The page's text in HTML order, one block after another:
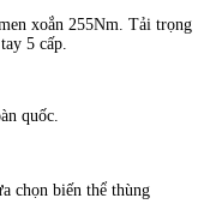
xoắn 255Nm. Tải trọng
5 cấp.
quốc.
chọn biến thể thùng